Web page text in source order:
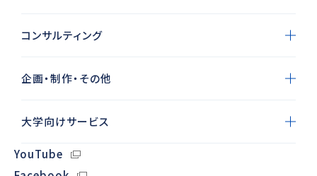
コンサルティング
企画・制作・その他
大学向けサービス
YouTube